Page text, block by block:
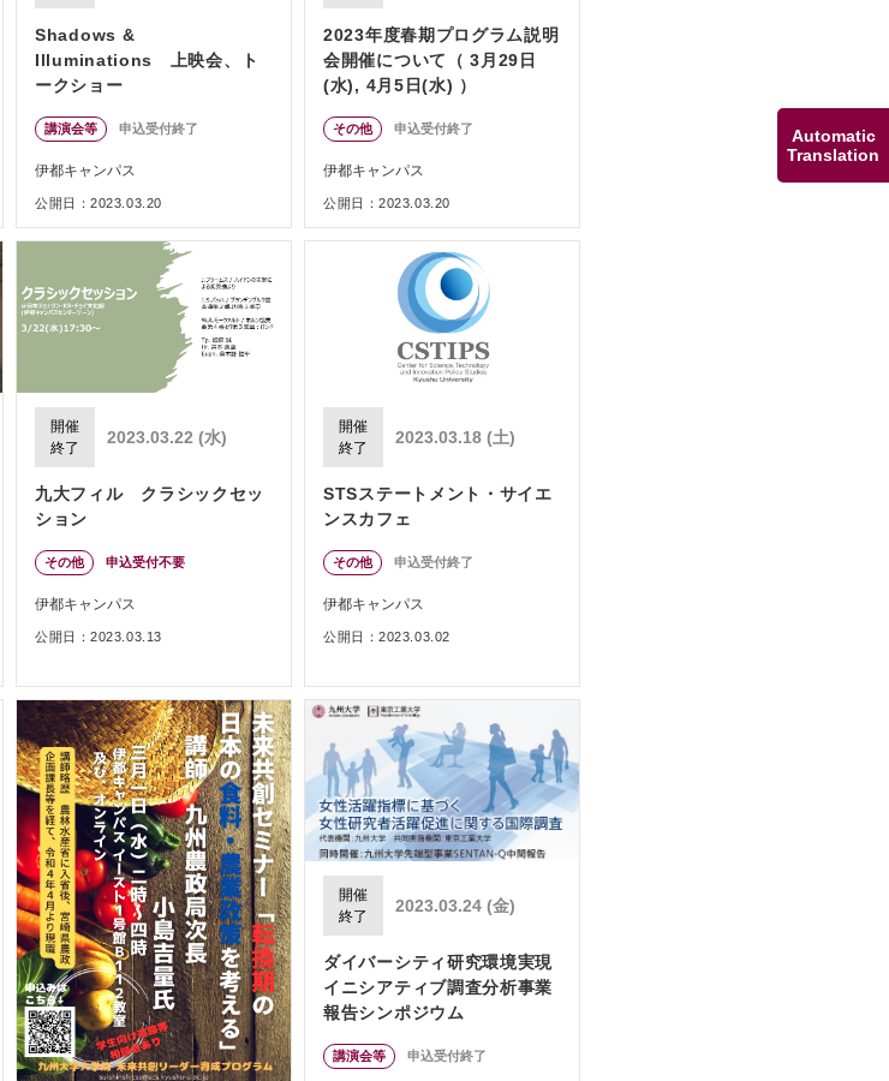
Automatic
Translation
Shadows &
Illuminations 上映会、ト
ークショー
講演会等 申込受付終了
伊都キャンパス
公開日：2023.03.20
2023年度春期プログラム説明
会開催について（ 3月29日
(水), 4月5日(水) ）
その他 申込受付終了
伊都キャンパス
公開日：2023.03.20
開催
終了
2023.03.22 (水)
九大フィル クラシックセッ
ション
その他 申込受付不要
伊都キャンパス
公開日：2023.03.13
開催
終了
2023.03.18 (土)
STSステートメント・サイエ
ンスカフェ
その他 申込受付終了
伊都キャンパス
公開日：2023.03.02
開催
終了
2023.03.24 (金)
ダイバーシティ研究環境実現
イニシアティブ調査分析事業
報告シンポジウム
講演会等 申込受付終了